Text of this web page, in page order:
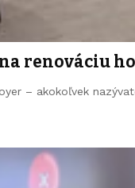
renováciu
– akokoľvek